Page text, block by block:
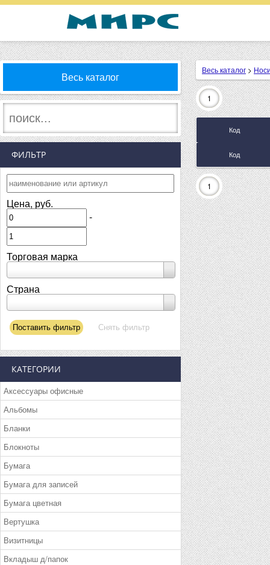
Весь каталог
ФИЛЬТР
Цена, руб.
-
Торговая марка
Страна
КАТЕГОРИИ
Аксессуары офисные
Альбомы
Бланки
Блокноты
Бумага
Бумага для записей
Бумага цветная
Вертушка
Визитницы
Вкладыш д/папок
Весь каталог >
1
Код
Код
1